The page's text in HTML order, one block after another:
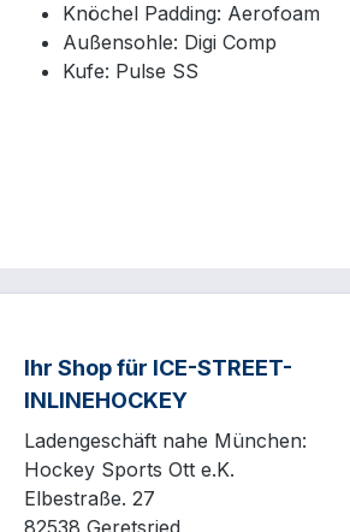
Knöchel Padding: Aerofoam
Außensohle: Digi Comp
Kufe: Pulse SS
Ihr Shop für ICE-STREET-
INLINEHOCKEY
Ladengeschäft nahe München:
Hockey Sports Ott e.K.
Elbestraße. 27